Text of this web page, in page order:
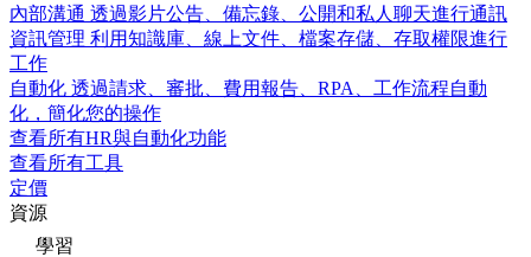
內部溝通 透過影片公告、備忘錄、公開和私人聊天進行通訊
資訊管理 利用知識庫、線上文件、檔案存儲、存取權限進行
工作
自動化 透過請求、審批、費用報告、RPA、工作流程自動
化，簡化您的操作
查看所有HR與自動化功能
查看所有工具
定價
資源
學習